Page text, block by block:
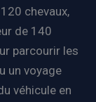
chevaux,
de 140
parcourir les
un voyage
véhicule en